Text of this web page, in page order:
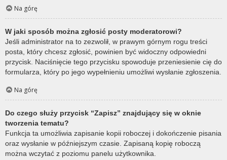
Na górę
W jaki sposób można zgłosić posty moderatorowi?
Jeśli administrator na to zezwolił, w prawym górnym rogu treści
posta, który chcesz zgłosić, powinien być widoczny odpowiedni
przycisk. Naciśnięcie tego przycisku spowoduje przeniesienie cię do
formularza, który po jego wypełnieniu umożliwi wysłanie zgłoszenia.
Na górę
Do czego służy przycisk “Zapisz” znajdujący się w oknie
tworzenia tematu?
Funkcja ta umożliwia zapisanie kopii roboczej i dokończenie pisania
oraz wysłanie w późniejszym czasie. Zapisaną kopię roboczą
można wczytać z poziomu panelu użytkownika.